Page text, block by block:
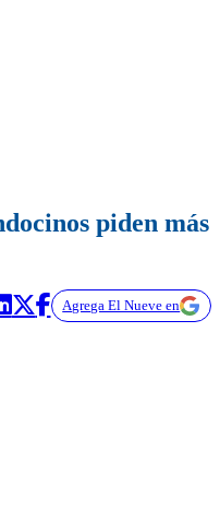
piden más
Agrega El Nueve en